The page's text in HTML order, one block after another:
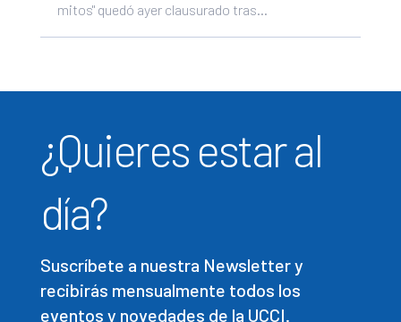
mitos" quedó ayer clausurado tras...
¿Quieres estar al
día?
Suscríbete a nuestra Newsletter y
recibirás mensualmente todos los
eventos y novedades de la UCCI.